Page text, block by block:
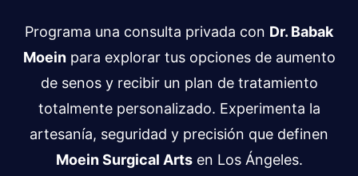
Programa una consulta privada con Dr. Babak
Moeinpara explorar tus opciones de aumento
de senos y recibir un plan de tratamiento
totalmente personalizado. Experimenta la
artesanía, seguridad y precisión que definen
Moein Surgical Artsen Los Ángeles.